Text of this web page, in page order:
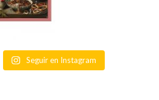
Seguir en Instagram